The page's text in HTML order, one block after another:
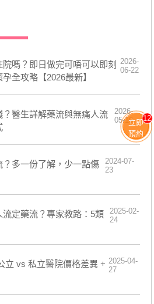
嗎？即日做完可唔可以即刻
全攻略【2026最新】
2026-
06-22
醫生詳解藥流與無痛人流
2026-
05-19
多一份了解，少一點傷
2024-07-
23
定藥流？專家教路：5類
2025-02-
24
立 vs 私立醫院價格差異 + 2025-04-
27
立即
預約
12